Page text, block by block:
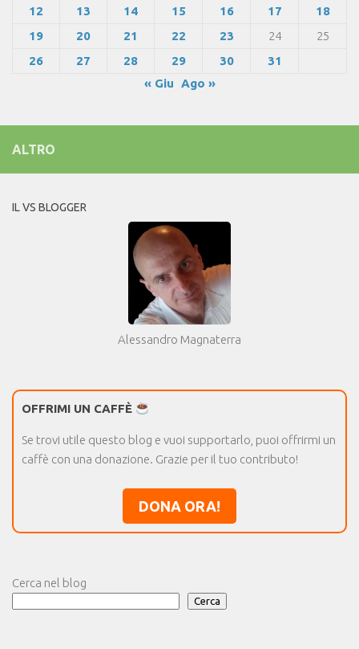
12 13 14 15 16 17
18
19
20 21 22 23 24
25
26
27 28 29 30
31
« Giu Ago »
ALTRO
IL VS BLOGGER
Alessandro Magnaterra
OFFRIMI UN CAFFÈ
Se trovi utile questo blog e vuoi supportarlo, puoi offrirmi un
caffè con una donazione. Grazie per il tuo contributo!
DONA ORA!
Cerca nel blog
Cerca